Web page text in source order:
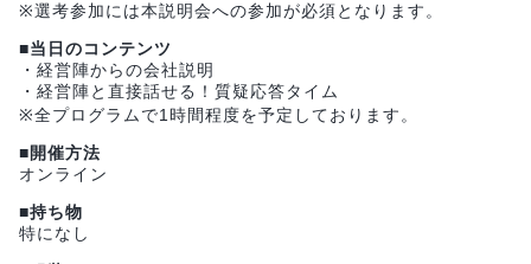
※選考参加には本説明会への参加が必須となります。
■当日のコンテンツ
・経営陣からの会社説明
・経営陣と直接話せる！質疑応答タイム
※全プログラムで1時間程度を予定しております。
■開催方法
オンライン
■持ち物
特になし